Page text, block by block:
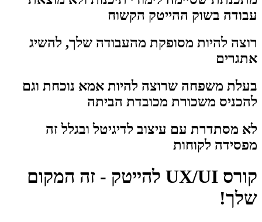
עבודה בשוק ההייטק הקשוח
רוצה להיות מסופקת מהעבודה שלך, להשיג
אתגרים
בעלת משפחה שרוצה להיות אמא נוכחת וגם
להכניס משכורת מכובדת הביתה
לא מסתדרת עם עיצוב לדיגיטל ובגלל זה
מפסידה לקוחות
קורס UX/UI להייטק - זה המקום
שלך!